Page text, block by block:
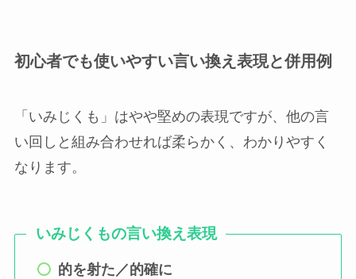
初心者でも使いやすい言い換え表現と併用例
「いみじくも」はやや堅めの表現ですが、他の言
い回しと組み合わせれば柔らかく、わかりやすく
なります。
いみじくもの言い換え表現
的を射た／的確に